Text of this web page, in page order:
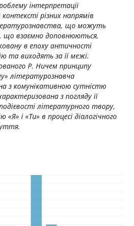
інтерпретації
різних напрямів
що можуть
що взаємно доповнюються,
в епоху античності
та виходять за її межі.
Р. Ничем принципу
літературознавча
з комунікативною сутністю
з погляду її
літературного твору,
і «Ти» в процесі діалогічного